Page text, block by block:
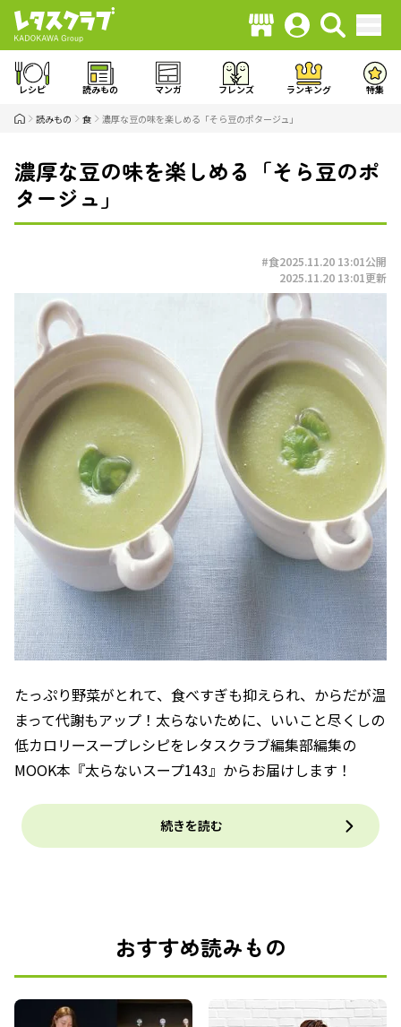
レシピ 読みもの マンガ フレンズ ランキング 特集
読みもの 食 濃厚な豆の味を楽しめる「そら豆のポタージュ」
濃厚な豆の味を楽しめる「そら豆のポ
タージュ」
#食2025.11.20 13:01公開
2025.11.20 13:01更新
たっぷり野菜がとれて、食べすぎも抑えられ、からだが温
まって代謝もアップ！太らないために、いいこと尽くしの
低カロリースープレシピをレタスクラブ編集部編集の
MOOK本『太らないスープ143』からお届けします！
続きを読む
おすすめ読みもの